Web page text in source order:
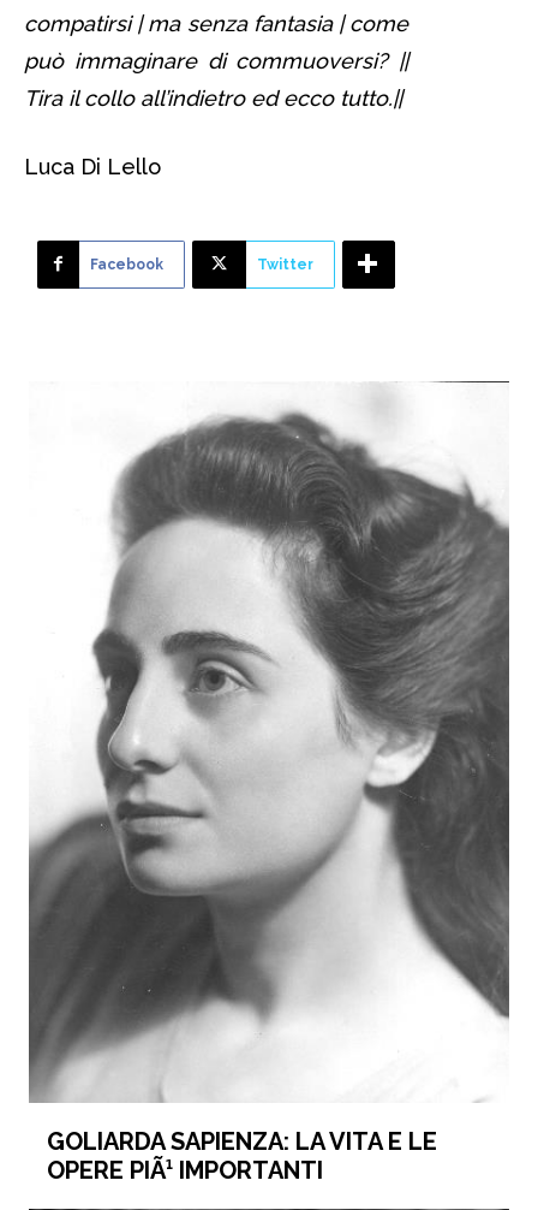
compatirsi | ma senza fantasia | come
può immaginare di commuoversi? ||
Tira il collo all’indietro ed ecco tutto.||
Luca Di Lello
Facebook Twitter
GOLIARDA SAPIENZA: LA VITA E LE
OPERE PIÃ¹ IMPORTANTI